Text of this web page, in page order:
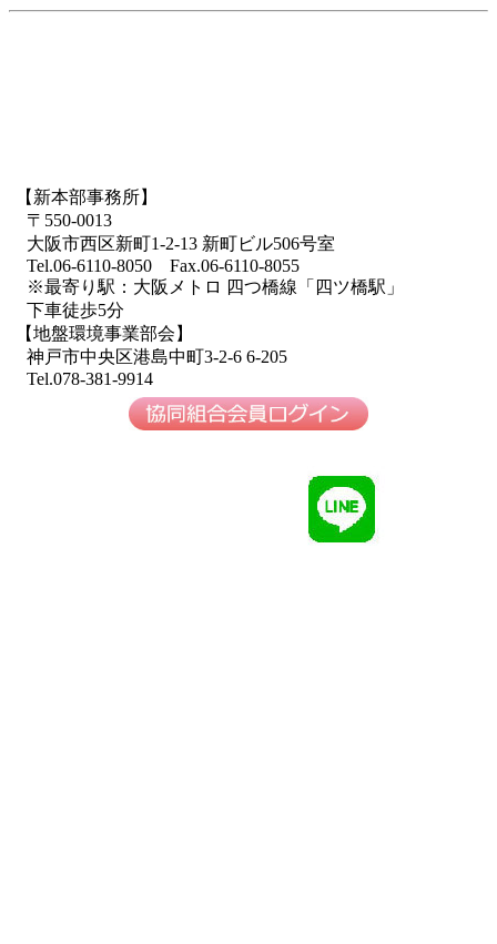
【新本部事務所】
〒550-0013
大阪市西区新町1-2-13 新町ビル506号室
Tel.06-6110-8050 Fax.06-6110-8055
※最寄り駅：大阪メトロ 四つ橋線「四ツ橋駅」
下車徒歩5分
【地盤環境事業部会】
神戸市中央区港島中町3-2-6 6-205
Tel.078-381-9914